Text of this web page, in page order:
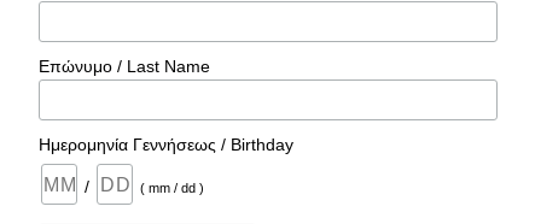
Επώνυμο / Last Name
Ημερομηνία Γεννήσεως / Birthday
/ ( mm / dd )